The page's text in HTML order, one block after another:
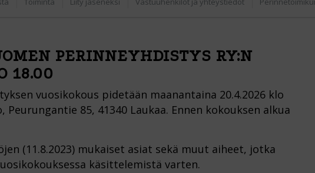
PERINNEYHDISTYS RY:N
18.00
vuosikokous pidetään maanantaina 20.4.2026 klo
85, 41340 Laukaa. Ennen kokouksen alkua
(11.8.2023) mukaiset asiat sekä muut aiheet, jotka
käsittelemistä varten.